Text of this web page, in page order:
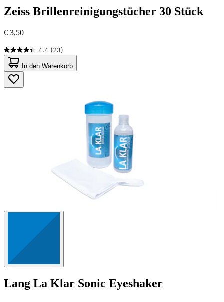
Zeiss Brillenreinigungstücher 30 Stück
€ 3,50
4.4 (23)
4.4
von
5
Sternen.
23
In den Warenkorb
Lang La Klar Sonic Eyeshaker